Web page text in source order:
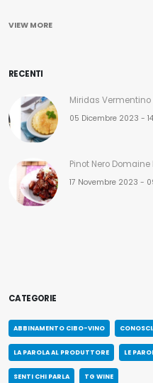
VIEW MORE
RECENTI
Miridas
05 Dicembre 2023 -
Pinot Nero Domaine
17 Novembre 2023 -
CATEGORIE
ABBINAMENTO CIBO-VINO
LA PAROLA AL PRODUTTORE LE
SENTI CHI PARLA TG WINE